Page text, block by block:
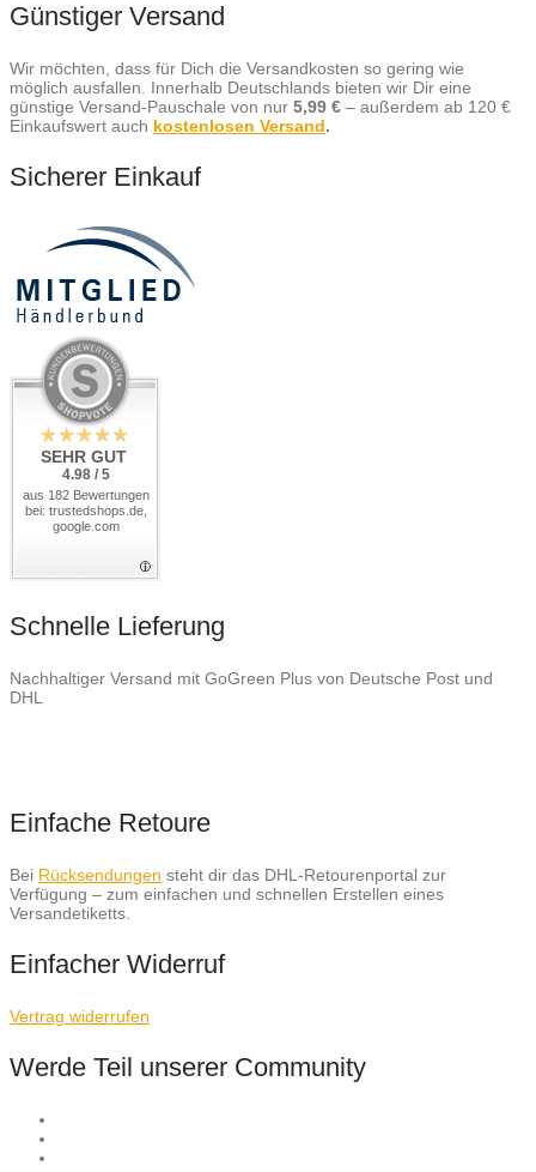
Günstiger Versand
Wir möchten, dass für Dich die Versandkosten so gering wie
möglich ausfallen. Innerhalb Deutschlands bieten wir Dir eine
günstige Versand-Pauschale von nur 5,99 € – außerdem ab 120 €
Einkaufswert auch kostenlosen Versand.
Sicherer Einkauf
SEHR GUT
4.98 / 5
aus 182 Bewertungen
bei: trustedshops.de,
google.com
Schnelle Lieferung
Nachhaltiger Versand mit GoGreen Plus von Deutsche Post und
DHL
Einfache Retoure
Bei Rücksendungen steht dir das DHL-Retourenportal zur
Verfügung – zum einfachen und schnellen Erstellen eines
Versandetiketts.
Einfacher Widerruf
Vertrag widerrufen
Werde Teil unserer Community